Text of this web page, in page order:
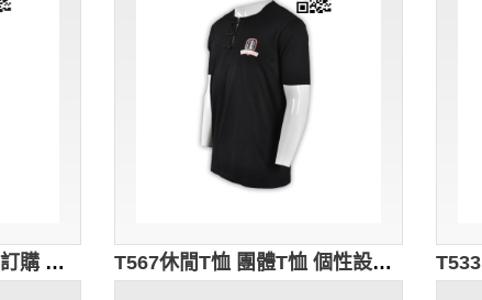
T600 團體推廣T恤 供應訂購 影視平台行業T恤 視頻品牌T恤制服 傳媒IT T恤製造商HK 桃紅色 T567休閒T恤 團體T恤 個性設計T-shirt 包布鈕開胸 獨家訂購T恤 來樣訂做tee shirt T恤公司 黑色